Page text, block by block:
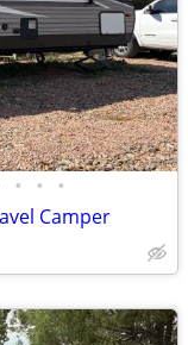
• • •
Camper